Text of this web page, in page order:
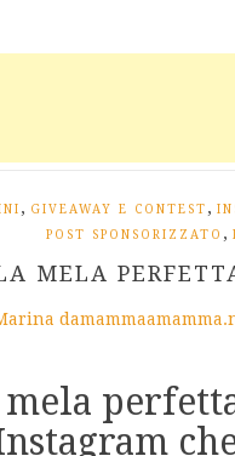
, GIVEAWAY E CONTEST ,
POST SPONSORIZZATO ,
MELA
mela